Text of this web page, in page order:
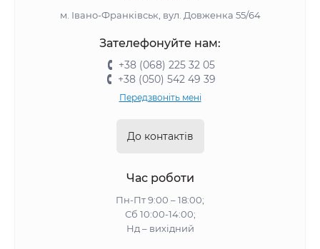
м. Івано-Франківськ, вул. Довженка 55/64
Зателефонуйте нам:
+38 (068) 225 32 05
+38 (050) 542 49 39
Передзвоніть мені
До контактів
Час роботи
Пн-Пт 9:00 – 18:00;
Сб 10:00-14:00;
Нд – вихідний